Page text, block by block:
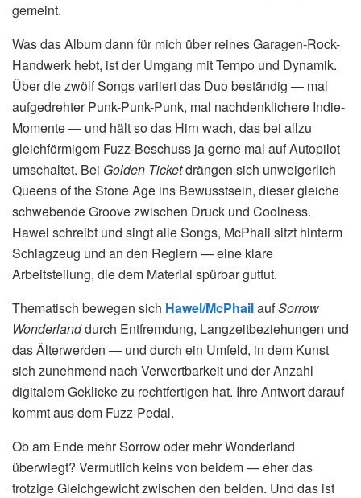
gemeint.
Was das Album dann für mich über reines Garagen-Rock-
Handwerk hebt, ist der Umgang mit Tempo und Dynamik.
Über die zwölf Songs variiert das Duo beständig — mal
aufgedrehter Punk-Punk-Punk, mal nachdenklichere Indie-
Momente — und hält so das Hirn wach, das bei allzu
gleichförmigem Fuzz-Beschuss ja gerne mal auf Autopilot
umschaltet. Bei Golden Ticketdrängen sich unweigerlich
Queens of the Stone Age ins Bewusstsein, dieser gleiche
schwebende Groove zwischen Druck und Coolness.
Hawel schreibt und singt alle Songs, McPhail sitzt hinterm
Schlagzeug und an den Reglern — eine klare
Arbeitsteilung, die dem Material spürbar guttut.
Thematisch bewegen sich Hawel/McPhailaufSorrow
Wonderlanddurch Entfremdung, Langzeitbeziehungen und
das Älterwerden — und durch ein Umfeld, in dem Kunst
sich zunehmend nach Verwertbarkeit und der Anzahl
digitalem Geklicke zu rechtfertigen hat. Ihre Antwort darauf
kommt aus dem Fuzz-Pedal.
Ob am Ende mehr Sorrow oder mehr Wonderland
überwiegt? Vermutlich keins von beidem — eher das
trotzige Gleichgewicht zwischen den beiden. Und das ist